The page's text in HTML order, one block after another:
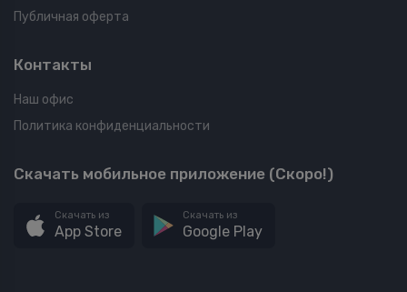
Публичная оферта
Контакты
Наш офис
Политика конфиденциальности
Скачать мобильное приложение (Скоро!)
Скачать из
App Store
Скачать из
Google Play